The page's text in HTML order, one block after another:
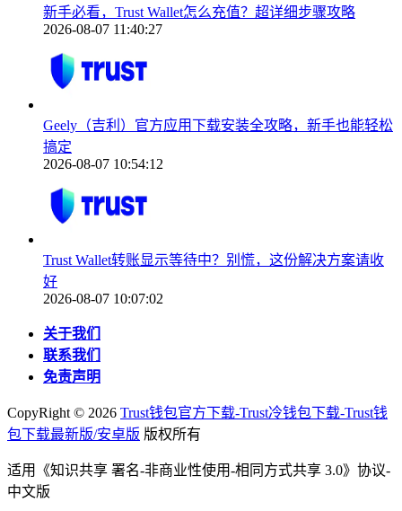
新手必看，Trust Wallet怎么充值？超详细步骤攻略
2026-08-07 11:40:27
Geely（吉利）官方应用下载安装全攻略，新手也能轻松
搞定
2026-08-07 10:54:12
Trust Wallet转账显示等待中？别慌，这份解决方案请收
好
2026-08-07 10:07:02
关于我们
联系我们
免责声明
CopyRight © 2026 Trust钱包官方下载-Trust冷钱包下载-Trust钱
包下载最新版/安卓版 版权所有
适用《知识共享 署名-非商业性使用-相同方式共享 3.0》协议-
中文版